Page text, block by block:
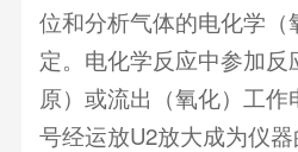
位和分析气体的电化学（
定。电化学反应中参加
原）或流出（氧化）工
号经运放U2放大成为仪